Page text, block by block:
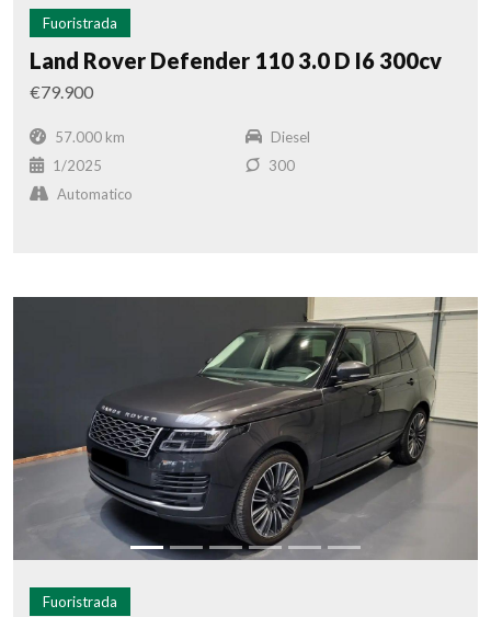
Fuoristrada
Land Rover Defender 110 3.0 D I6 300cv
€79.900
57.000 km
Diesel
1/2025
300
Automatico
Fuoristrada